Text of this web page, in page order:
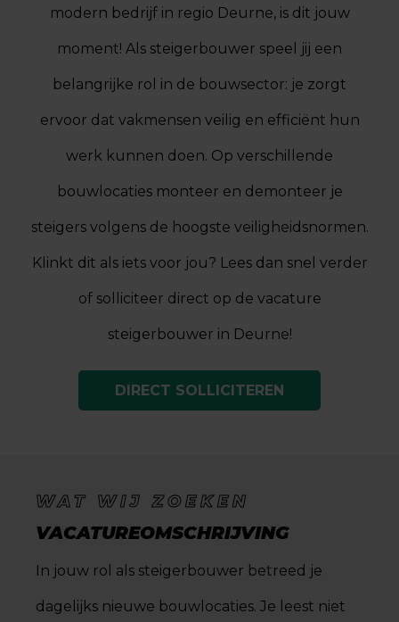
modern bedrijf in regio Deurne, is dit jouw
moment! Als steigerbouwer speel jij een
belangrijke rol in de bouwsector: je zorgt
ervoor dat vakmensen veilig en efficiënt hun
werk kunnen doen. Op verschillende
bouwlocaties monteer en demonteer je
steigers volgens de hoogste veiligheidsnormen.
Klinkt dit als iets voor jou? Lees dan snel verder
of solliciteer direct op de vacature
steigerbouwer in Deurne!
DIRECT SOLLICITEREN
WAT WIJ ZOEKEN
VACATUREOMSCHRIJVING
In jouw rol als steigerbouwer betreed je
dagelijks nieuwe bouwlocaties. Je leest niet